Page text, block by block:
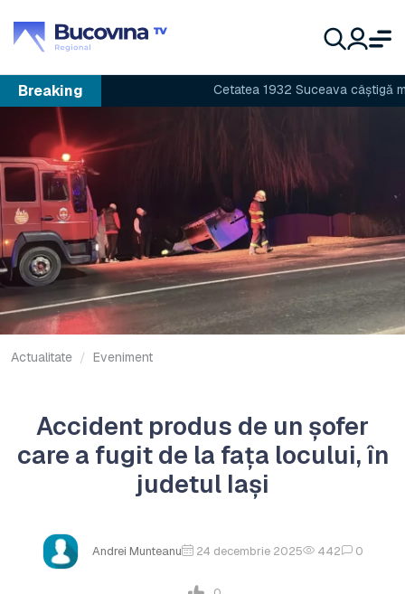
Breaking Cetatea 1932 Suceava câștigă
Actualitate Eveniment
Accident produs de un șofer
care a fugit de la fața locului, în
judetul Iași
Andrei Munteanu 24 decembrie 2025 442 0